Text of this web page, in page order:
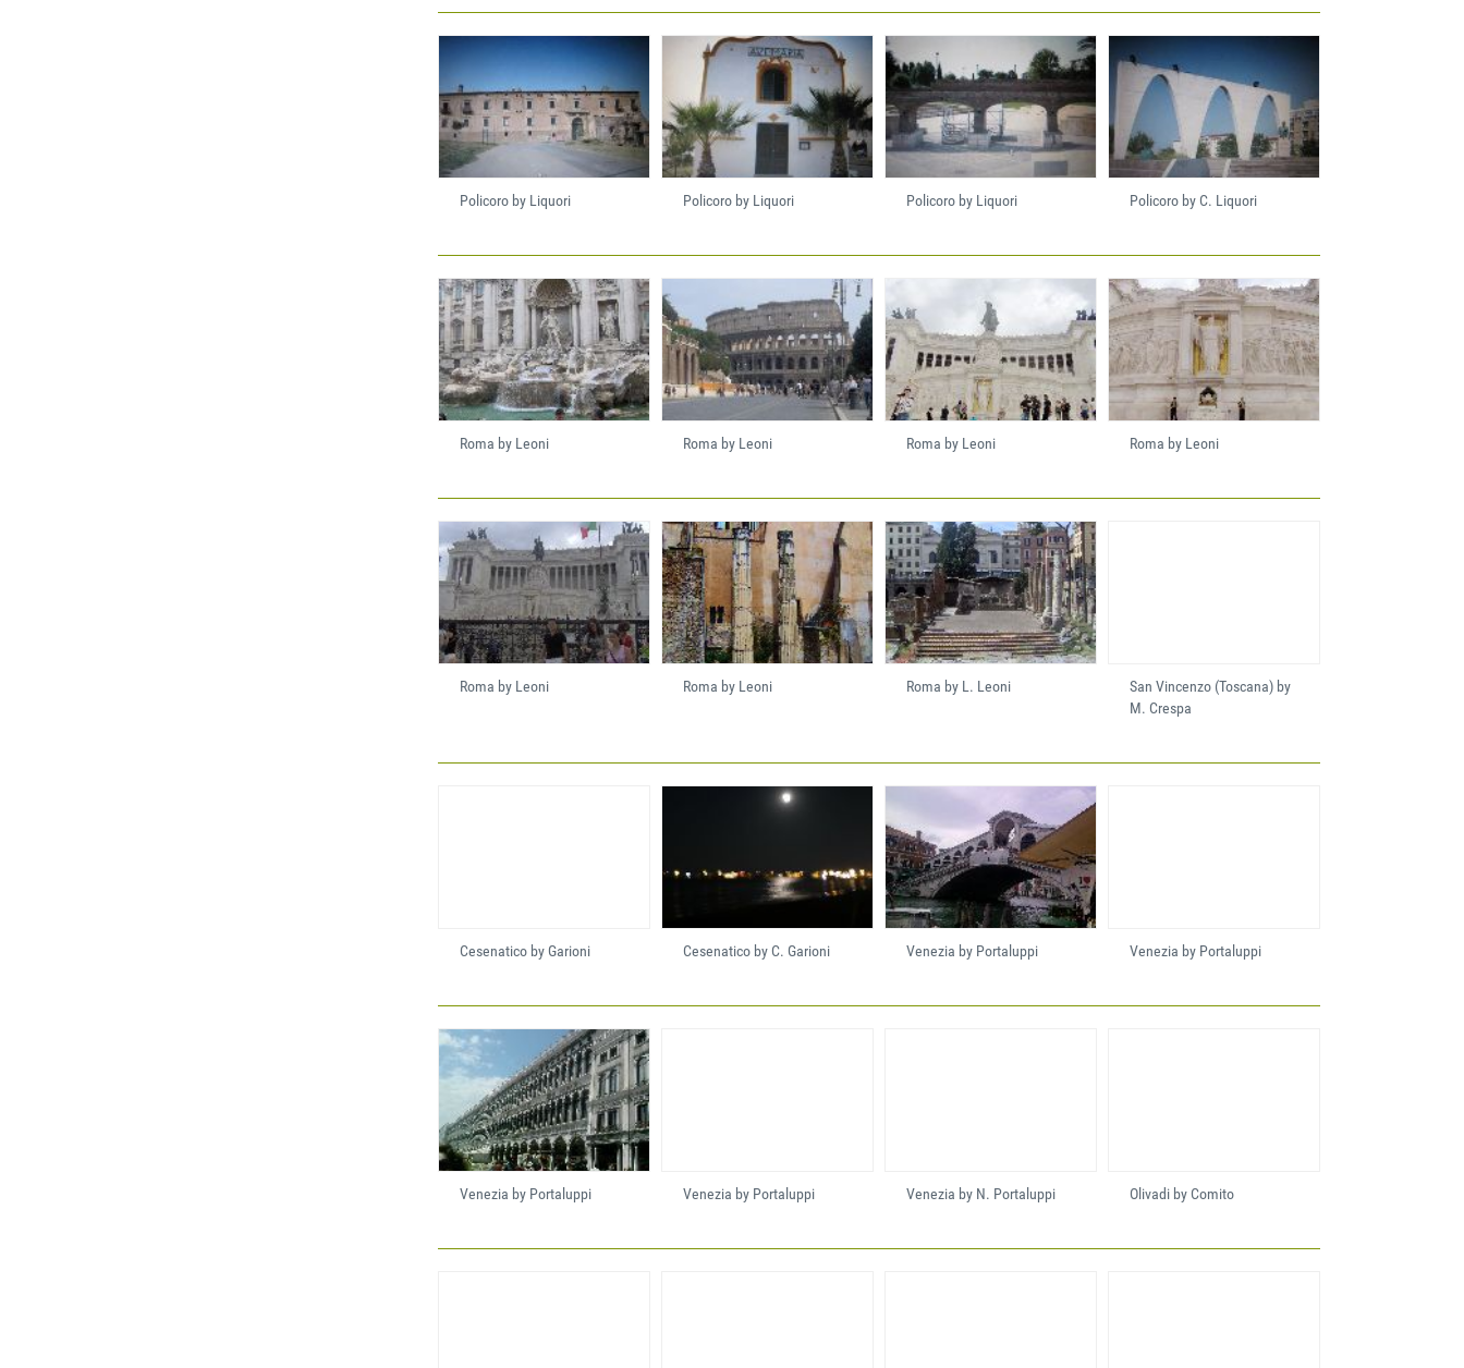
Policoro by Liquori Policoro by Liquori Policoro by Liquori Policoro by C. Liquori
Roma by Leoni Roma by Leoni Roma by Leoni Roma by Leoni
Roma by Leoni Roma by Leoni Roma by L. Leoni
San Vincenzo (Toscana) by
M. Crespa
Cesenatico by Garioni Cesenatico by C. Garioni Venezia by Portaluppi Venezia by Portaluppi
Venezia by Portaluppi Venezia by Portaluppi Venezia by N. Portaluppi Olivadi by Comito